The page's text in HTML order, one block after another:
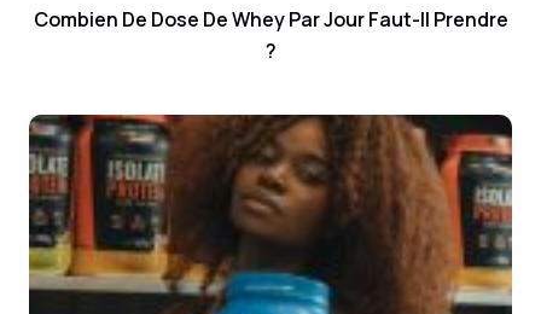
Combien De Dose De Whey Par Jour Faut-Il Prendre
?